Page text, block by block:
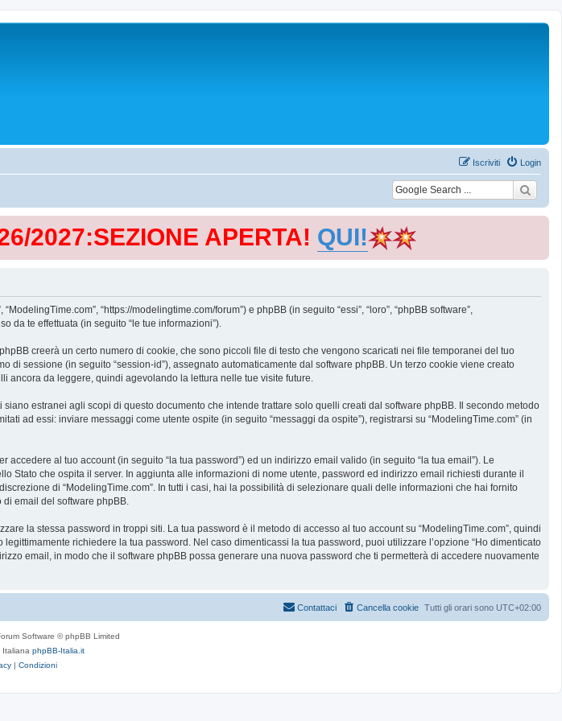
Login
Iscriviti
2027:SEZIONE APERTA! QUI!
“https://modelingtime.com/forum”) e phpBB (in seguito “essi”, “loro”, “phpBB software”,
da te effettuata (in seguito “le tue informazioni”).
creerà un certo numero di cookie, che sono piccoli file di testo che vengono scaricati nei file temporanei del tuo
sessione (in seguito “session-id”), assegnato automaticamente dal software phpBB. Un terzo cookie viene creato
ancora da leggere, quindi agevolando la lettura nelle tue visite future.
estranei agli scopi di questo documento che intende trattare solo quelli creati dal software phpBB. Il secondo metodo
ad essi: inviare messaggi come utente ospite (in seguito “messaggi da ospite”), registrarsi su “ModelingTime.com” (in
al tuo account (in seguito “la tua password”) ed un indirizzo email valido (in seguito “la tua email”). Le
Stato che ospita il server. In aggiunta alle informazioni di nome utente, password ed indirizzo email richiesti durante il
di “ModelingTime.com”. In tutti i casi, hai la possibilità di selezionare quali delle informazioni che hai fornito
di email del software phpBB.
la stessa password in troppi siti. La tua password è il metodo di accesso al tuo account su “ModelingTime.com”, quindi
richiedere la tua password. Nel caso dimenticassi la tua password, puoi utilizzare l’opzione “Ho dimenticato
email, in modo che il software phpBB possa generare una nuova password che ti permetterà di accedere nuovamente
Tutti gli orari sono UTC+02:00
Cancella cookie
Contattaci
Software © phpBB Limited
Italiana phpBB-Italia.it
| Condizioni